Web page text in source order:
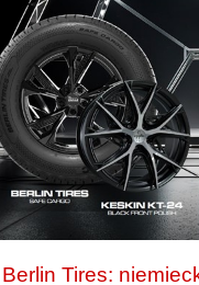
Berlin Tires: